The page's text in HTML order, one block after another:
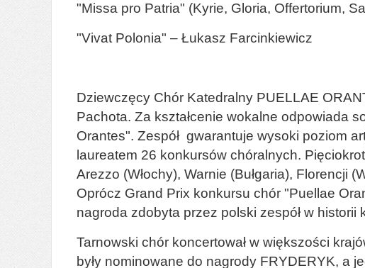
"Missa pro Patria" (Kyrie, Gloria, Offertorium,
"Vivat Polonia" – Łukasz Farcinkiewicz
Dziewczęcy Chór Katedralny PUELLAE
Pachota. Za kształcenie wokalne odpowiada
Orantes". Zespół gwarantuje wysoki poziom
laureatem 26 konkursów chóralnych.
Arezzo (Włochy), Warnie (Bułgaria), Florencji
Oprócz Grand Prix konkursu chór "Puellae
nagroda zdobyta przez polski zespół w historii
Tarnowski chór koncertował w większości
były nominowane do nagrody FRYDERYK, a